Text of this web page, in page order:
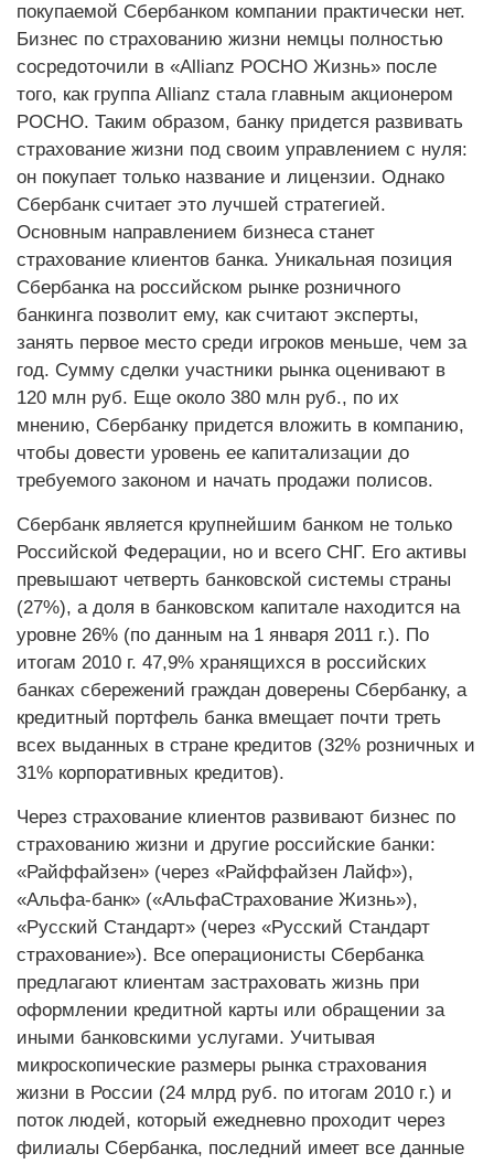
покупаемой Сбербанком компании практически нет.
Бизнес по страхованию жизни немцы полностью
сосредоточили в «Allianz РОСНО Жизнь» после
того, как группа Allianz стала главным акционером
РОСНО. Таким образом, банку придется развивать
страхование жизни под своим управлением с нуля:
он покупает только название и лицензии. Однако
Сбербанк считает это лучшей стратегией.
Основным направлением бизнеса станет
страхование клиентов банка. Уникальная позиция
Сбербанка на российском рынке розничного
банкинга позволит ему, как считают экcперты,
занять первое место среди игроков меньше, чем за
год. Сумму сделки участники рынка оценивают в
120 млн руб. Еще около 380 млн руб., по их
мнению, Сбербанку придется вложить в компанию,
чтобы довести уровень ее капитализации до
требуемого законом и начать продажи полисов.
Сбербанк является крупнейшим банком не только
Российской Федерации, но и всего СНГ. Его активы
превышают четверть банковской системы страны
(27%), а доля в банковском капитале находится на
уровне 26% (по данным на 1 января 2011 г.). По
итогам 2010 г. 47,9% хранящихся в российских
банках сбережений граждан доверены Сбербанку, а
кредитный портфель банка вмещает почти треть
всех выданных в стране кредитов (32% розничных и
31% корпоративных кредитов).
Через страхование клиентов развивают бизнес по
страхованию жизни и другие российские банки:
«Райффайзен» (через «Райффайзен Лайф»),
«Альфа-банк» («АльфаСтрахование Жизнь»),
«Русский Стандарт» (через «Русский Стандарт
страхование»). Все операционисты Сбербанка
предлагают клиентам застраховать жизнь при
оформлении кредитной карты или обращении за
иными банковскими услугами. Учитывая
микроскопические размеры рынка страхования
жизни в России (24 млрд руб. по итогам 2010 г.) и
поток людей, который ежедневно проходит через
филиалы Сбербанка, последний имеет все данные